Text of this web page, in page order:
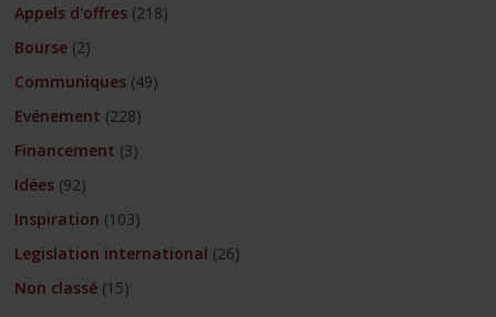
Appels d'offres (218)
Bourse (2)
Communiques (49)
Evénement (228)
Financement (3)
Idées (92)
Inspiration (103)
Legislation international (26)
Non classé (15)